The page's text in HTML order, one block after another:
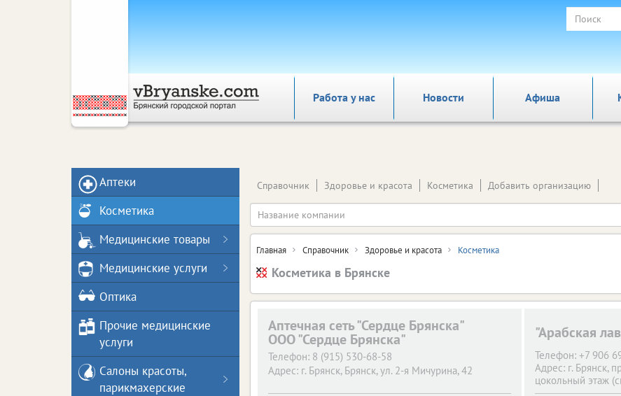
Работа у нас Новости Афиша
Справочник Здоровье и красота Косметика Добавить организацию
Главная Справочник Здоровье и красота Косметика
Косметика в Брянске
Аптечная сеть "Сердце Брянска"
ООО "Сердце Брянска"
Телефон: 8 (915) 530-68-58
Адрес: г. Брянск, Брянск, ул. 2-я Мичурина, 42
"Арабская
Телефон: +7 906
Адрес: г. Брянск,
цокольный этаж
Аптеки
Косметика
Медицинские товары
Медицинские услуги
Оптика
Прочие медицинские
услуги
Салоны красоты,
парикмахерские